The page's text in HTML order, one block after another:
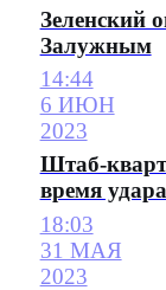
Зеленский
Залужным
14:44
6 ИЮН
2023
Штаб-
время
18:03
31 МАЯ
2023